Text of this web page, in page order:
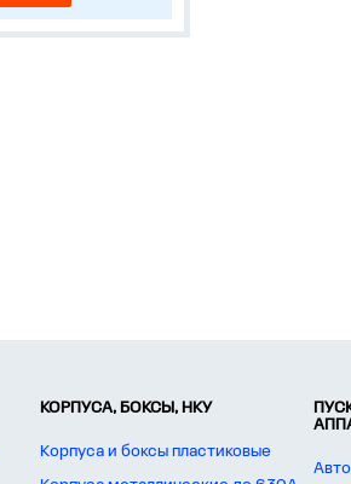
КОРПУСА, БОКСЫ, НКУ
Корпуса и боксы пластиковые